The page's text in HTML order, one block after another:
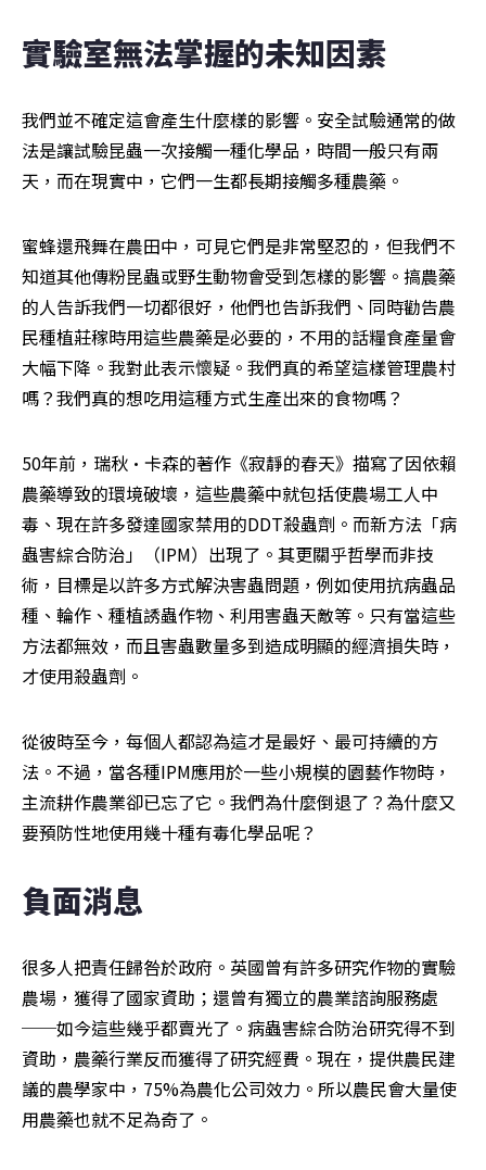
實驗室無法掌握的未知因素
我們並不確定這會產生什麼樣的影響。安全試驗通常的做
法是讓試驗昆蟲一次接觸一種化學品，時間一般只有兩
天，而在現實中，它們一生都長期接觸多種農藥。
蜜蜂還飛舞在農田中，可見它們是非常堅忍的，但我們不
知道其他傳粉昆蟲或野生動物會受到怎樣的影響。搞農藥
的人告訴我們一切都很好，他們也告訴我們、同時勸告農
民種植莊稼時用這些農藥是必要的，不用的話糧食產量會
大幅下降。我對此表示懷疑。我們真的希望這樣管理農村
嗎？我們真的想吃用這種方式生產出來的食物嗎？
50年前，瑞秋·卡森的著作《寂靜的春天》描寫了因依賴
農藥導致的環境破壞，這些農藥中就包括使農場工人中
毒、現在許多發達國家禁用的DDT殺蟲劑。而新方法「病
蟲害綜合防治」（IPM）出現了。其更關乎哲學而非技
術，目標是以許多方式解決害蟲問題，例如使用抗病蟲品
種、輪作、種植誘蟲作物、利用害蟲天敵等。只有當這些
方法都無效，而且害蟲數量多到造成明顯的經濟損失時，
才使用殺蟲劑。
從彼時至今，每個人都認為這才是最好、最可持續的方
法。不過，當各種IPM應用於一些小規模的園藝作物時，
主流耕作農業卻已忘了它。我們為什麼倒退了？為什麼又
要預防性地使用幾十種有毒化學品呢？
負面消息
很多人把責任歸咎於政府。英國曾有許多研究作物的實驗
農場，獲得了國家資助；還曾有獨立的農業諮詢服務處
──如今這些幾乎都賣光了。病蟲害綜合防治研究得不到
資助，農藥行業反而獲得了研究經費。現在，提供農民建
議的農學家中，75%為農化公司效力。所以農民會大量使
用農藥也就不足為奇了。